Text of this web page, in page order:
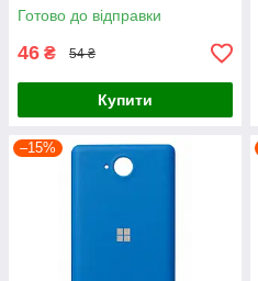
Готово до відправки
46 ₴ 54 ₴
Купити
–15%